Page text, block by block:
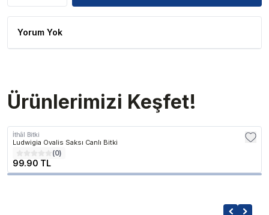
Yorum Yok
Ürünlerimizi Keşfet!
İthâl Bitki
Ludwigia Ovalis Saksı Canlı Bitki
(0)
99.90 TL